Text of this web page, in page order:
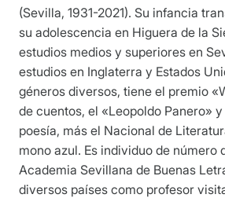
(Sevilla, 1931-2021). Su infancia
su adolescencia en Higuera de la
estudios medios y superiores en
estudios en Inglaterra y Estados
géneros diversos, tiene el premio
de cuentos, el «Leopoldo Panero»
poesía, más el Nacional de
mono azul. Es individuo de número
Academia Sevillana de Buenas
diversos países como profesor